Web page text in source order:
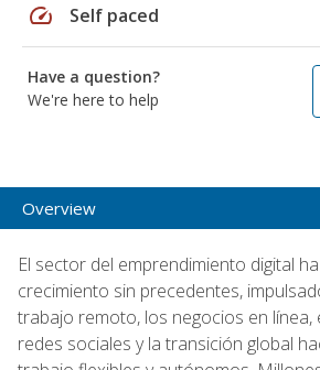
speed Self paced
Have a question?
We're here to help
Overview
El sector del emprendimiento digital
crecimiento sin precedentes,
trabajo remoto, los negocios en línea,
redes sociales y la transición global